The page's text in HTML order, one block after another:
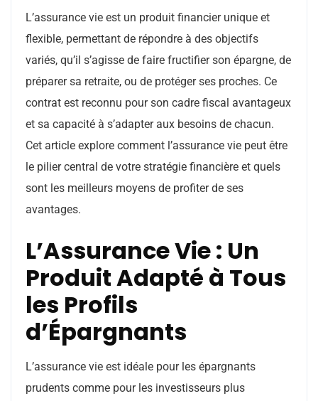
L’assurance vie est un produit financier unique et
flexible, permettant de répondre à des objectifs
variés, qu’il s’agisse de faire fructifier son épargne, de
préparer sa retraite, ou de protéger ses proches. Ce
contrat est reconnu pour son cadre fiscal avantageux
et sa capacité à s’adapter aux besoins de chacun.
Cet article explore comment l’assurance vie peut être
le pilier central de votre stratégie financière et quels
sont les meilleurs moyens de profiter de ses
avantages.
L’Assurance Vie : Un
Produit Adapté à Tous
les Profils
d’Épargnants
L’assurance vie est idéale pour les épargnants
prudents comme pour les investisseurs plus